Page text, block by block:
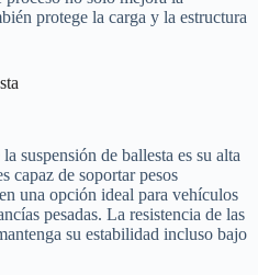
protege la carga y la estructura
suspensión de ballesta es su alta
capaz de soportar pesos
una opción ideal para vehículos
pesadas. La resistencia de las
su estabilidad incluso bajo